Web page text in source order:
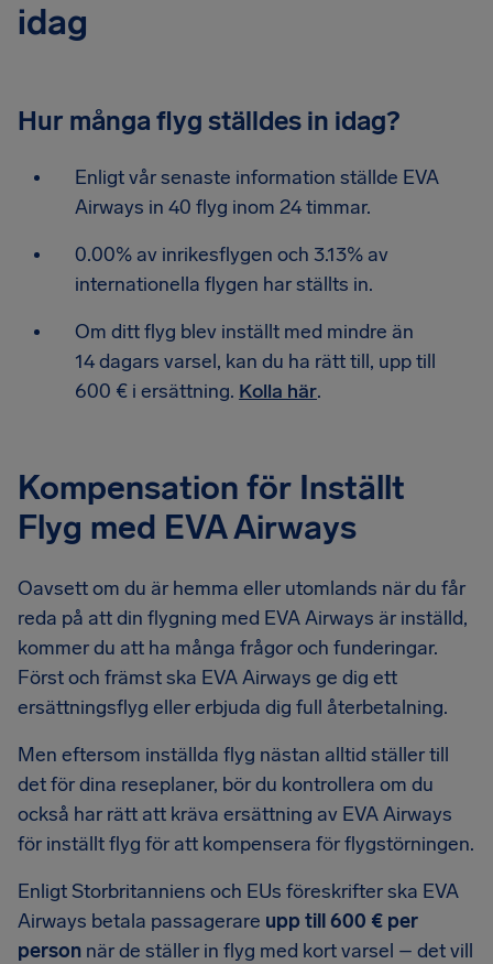
idag
Hur många flyg ställdes in idag?
Enligt vår senaste information ställde EVA
Airways in 40 flyg inom 24 timmar.
0.00% av inrikesflygen och 3.13% av
internationella flygen har ställts in.
Om ditt flyg blev inställt med mindre än
14 dagars varsel, kan du ha rätt till, upp till
600 € i ersättning. Kolla här.
Kompensation för Inställt
Flyg med EVA Airways
Oavsett om du är hemma eller utomlands när du får
reda på att din flygning med EVA Airways är inställd,
kommer du att ha många frågor och funderingar.
Först och främst ska EVA Airways ge dig ett
ersättningsflyg eller erbjuda dig full återbetalning.
Men eftersom inställda flyg nästan alltid ställer till
det för dina reseplaner, bör du kontrollera om du
också har rätt att kräva ersättning av EVA Airways
för inställt flyg för att kompensera för flygstörningen.
Enligt Storbritanniens och EUs föreskrifter ska EVA
Airways betala passagerare upp till 600 € per
person när de ställer in flyg med kort varsel – det vill